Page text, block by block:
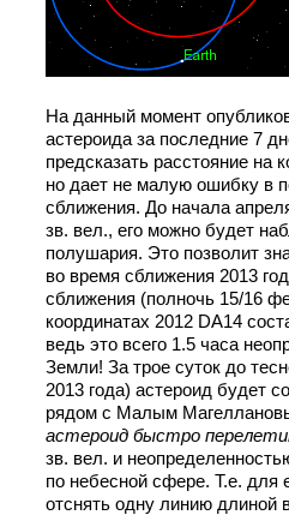
На данный момент
астероида за последние 7
предсказать расстояние на
но дает не малую ошибку в
сближения. До начала
зв. вел., его можно будет
полушария. Это позволит
во время сближения 2013
сближения (полночь 15/16
координатах 2012 DA14
ведь это всего 1.5 часа
Земли! За трое суток до
2013 года) астероид будет
рядом с Малым
астероид быстро
зв. вел. и
по небесной сфере. Т.е. для
отснять одну линию длиной